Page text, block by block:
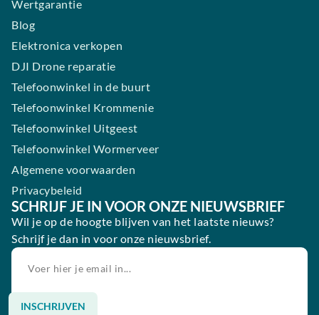
Wertgarantie
Blog
Elektronica verkopen
DJI Drone reparatie
Telefoonwinkel in de buurt
Telefoonwinkel Krommenie
Telefoonwinkel Uitgeest
Telefoonwinkel Wormerveer
Algemene voorwaarden
Privacybeleid
SCHRIJF JE IN VOOR ONZE NIEUWSBRIEF
Wil je op de hoogte blijven van het laatste nieuws?
Schrijf je dan in voor onze nieuwsbrief.
INSCHRIJVEN